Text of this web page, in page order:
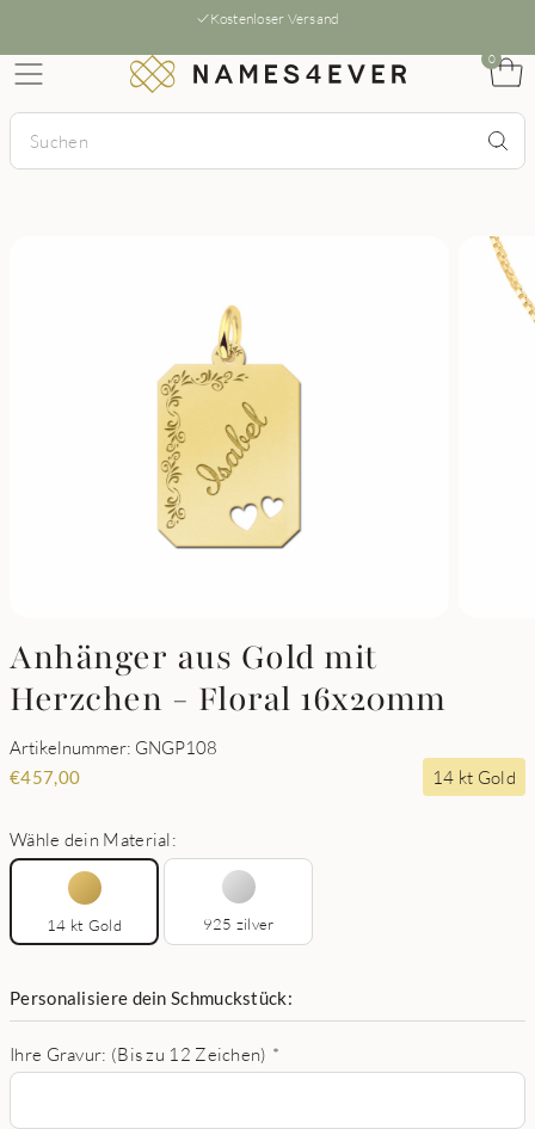
Kostenloser Versand
0
Anhänger aus Gold mit
Herzchen - Floral 16x20mm
Artikelnummer: GNGP108
€457,00 14 kt Gold
Wähle dein Material:
14 kt Gold 925 zilver
Personalisiere dein Schmuckstück:
Ihre Gravur: (Bis zu 12 Zeichen) *